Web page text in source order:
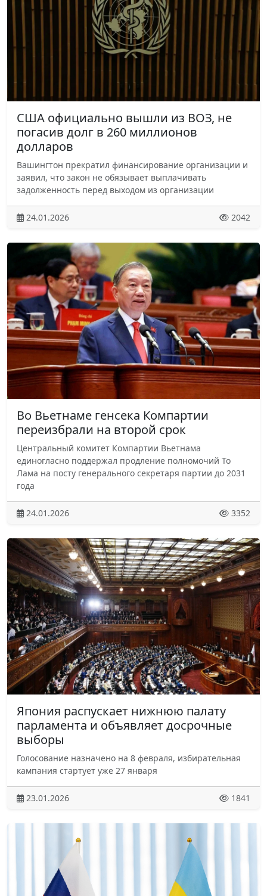
США официально вышли из ВОЗ, не
погасив долг в 260 миллионов
долларов
Вашингтон прекратил финансирование организации и
заявил, что закон не обязывает выплачивать
задолженность перед выходом из организации
24.01.2026 2042
Во Вьетнаме генсека Компартии
переизбрали на второй срок
Центральный комитет Компартии Вьетнама
единогласно поддержал продление полномочий То
Лама на посту генерального секретаря партии до 2031
года
24.01.2026 3352
Япония распускает нижнюю палату
парламента и объявляет досрочные
выборы
Голосование назначено на 8 февраля, избирательная
кампания стартует уже 27 января
23.01.2026 1841